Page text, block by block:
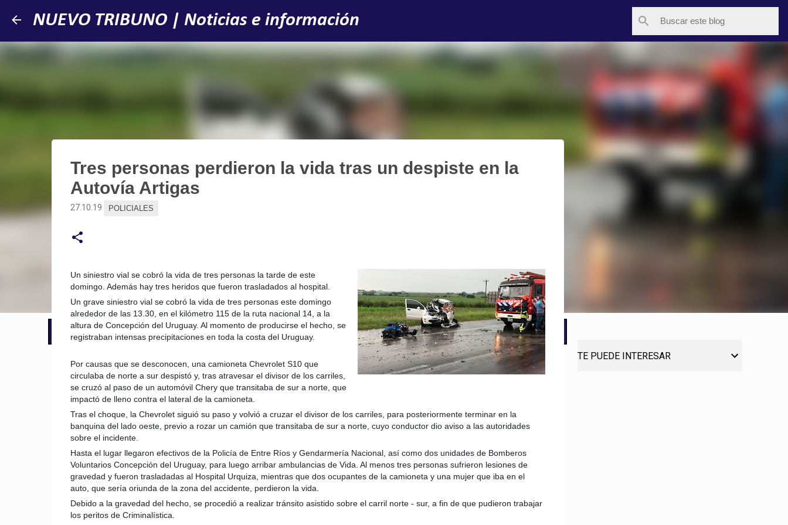
Ir al contenido principal
NUEVO TRIBUNO | Noticias e información
📢 LO ÚLTIMO El Gobierno postergó la reunión paritaria con estatales
Tres personas perdieron la vida tras un despiste en la
Autovía Artigas
27.10.19 POLICIALES
Un siniestro vial se cobró la vida de tres personas la tarde de este
domingo. Además hay tres heridos que fueron trasladados al hospital.
Un grave siniestro vial se cobró la vida de tres personas este domingo
alrededor de las 13.30, en el kilómetro 115 de la ruta nacional 14, a la
altura de Concepción del Uruguay. Al momento de producirse el hecho, se
registraban intensas precipitaciones en toda la costa del Uruguay.
Por causas que se desconocen, una camioneta Chevrolet S10 que
circulaba de norte a sur despistó y, tras atravesar el divisor de los carriles,
se cruzó al paso de un automóvil Chery que transitaba de sur a norte, que
impactó de lleno contra el lateral de la camioneta.
Tras el choque, la Chevrolet siguió su paso y volvió a cruzar el divisor de los carriles, para posteriormente terminar en la
banquina del lado oeste, previo a rozar un camión que transitaba de sur a norte, cuyo conductor dio aviso a las autoridades
sobre el incidente.
Hasta el lugar llegaron efectivos de la Policía de Entre Ríos y Gendarmería Nacional, así como dos unidades de Bomberos
Voluntarios Concepción del Uruguay, para luego arribar ambulancias de Vida. Al menos tres personas sufrieron lesiones de
gravedad y fueron trasladadas al Hospital Urquiza, mientras que dos ocupantes de la camioneta y una mujer que iba en el
auto, que sería oriunda de la zona del accidente, perdieron la vida.
Debido a la gravedad del hecho, se procedió a realizar tránsito asistido sobre el carril norte - sur, a fin de que pudieron trabajar
los peritos de Criminalística.
TE PUEDE INTERESAR